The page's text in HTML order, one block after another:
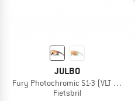
JULBO
Fury Photochromic S1-3 (VLT 17-75%)
Fietsbril